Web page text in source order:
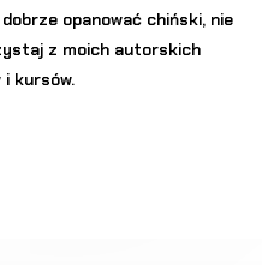
opanować chiński, nie
z moich autorskich
i kursów.